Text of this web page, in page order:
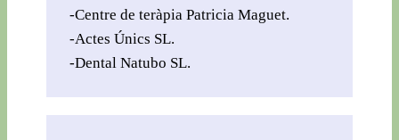
-Centre de teràpia Patricia Maguet.
-Actes Únics SL.